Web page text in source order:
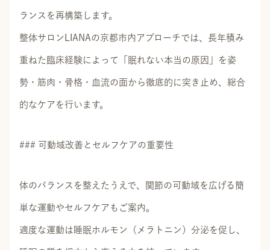
ランスを再構築します。
整体サロンLIANAの京都市内アプローチでは、長年積み
重ねた臨床経験によって「眠れない本当の原因」を姿
勢・筋肉・骨格・血流の面から徹底的に突き止め、総合
的なケアを行います。
### 可動域改善とセルフケアの重要性
体のバランスを整えたうえで、関節の可動域を広げる簡
単な運動やセルフケアもご案内。
適度な運動は睡眠ホルモン（メラトニン）分泌を促し、